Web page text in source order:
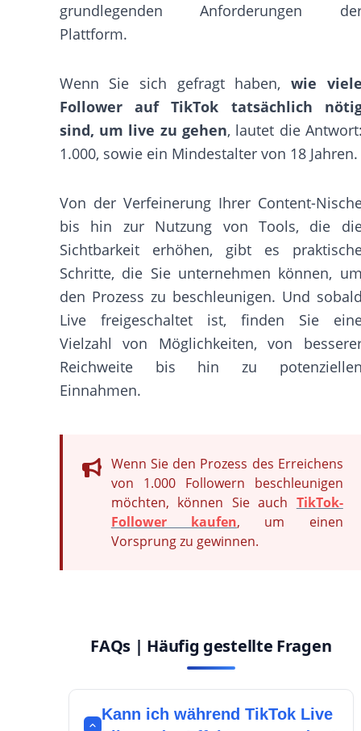
grundlegenden Anforderungen
Plattform.
Wenn Sie sich gefragt haben,wie
Follower auf TikTok tatsächlich
sind, um live zu gehen, lautet die
1.000, sowie ein Mindestalter von 18 Jahren.
Von der Verfeinerung Ihrer Content-
bis hin zur Nutzung von Tools, die
Sichtbarkeit erhöhen, gibt es
Schritte, die Sie unternehmen können,
den Prozess zu beschleunigen. Und
Live freigeschaltet ist, finden Sie
Vielzahl von Möglichkeiten, von
Reichweite bis hin zu
Einnahmen.
Wenn Sie den Prozess des Erreichens
von 1.000 Followern beschleunigen
möchten, können Sie auch TikTok-
Follower kaufen, um einen
Vorsprung zu gewinnen.
FAQs | Häufig gestellte Fragen
Kann ich während TikTok Live